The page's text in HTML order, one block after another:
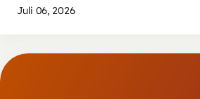
Juli 06, 2026